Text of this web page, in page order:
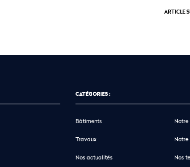
ARTICLE
CATÉGORIES :
Bâtiments
Travaux
Nos actualités Nos